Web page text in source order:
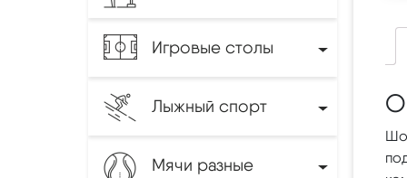
Игровые столы
Лыжный спорт
Мячи разные